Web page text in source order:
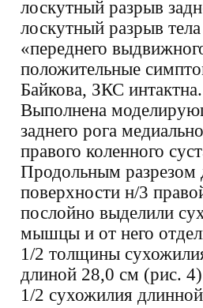
лоскутный разрыв
лоскутный разрыв
«переднего
положительные
Байкова, ЗКС интактна.
Выполнена
заднего рога
правого коленного
Продольным разрезом
поверхности н/3
послойно выделили
мышцы и от него
1/2 толщины
длиной 28,0 см (рис.
1/2 сухожилия